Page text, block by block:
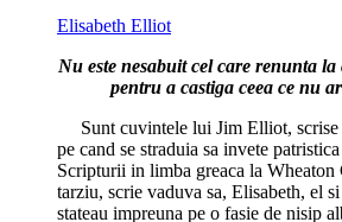
Elisabeth Elliot
Nu este nesabuit cel care renunta la
pentru a castiga ceea ce nu
Sunt cuvintele lui Jim Elliot, scrise
pe cand se straduia sa invete
Scripturii in limba greaca la Wheaton
tarziu, scrie vaduva sa, Elisabeth, el
stateau impreuna pe o fasie de nisip